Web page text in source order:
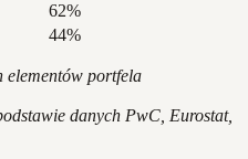
62%
44%
elementów portfela
danych PwC, Eurostat,